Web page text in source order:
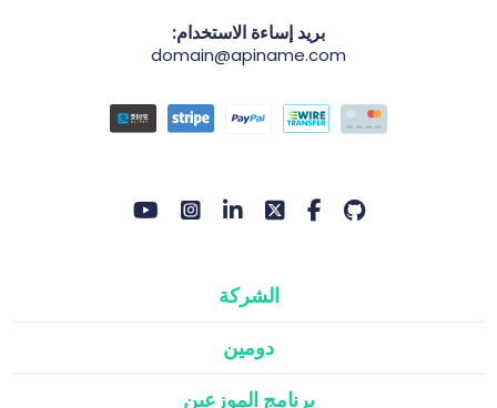
بريد إساءة الاستخدام:
domain@apiname.com
الشركة
دومين
برنامج الموزعين